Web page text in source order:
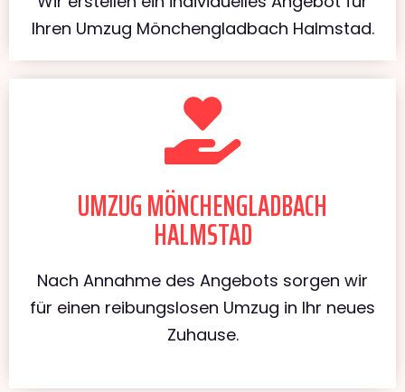
Ihren Umzug Mönchengladbach Halmstad.
UMZUG MÖNCHENGLADBACH
HALMSTAD
Nach Annahme des Angebots sorgen wir
für einen reibungslosen Umzug in Ihr neues
Zuhause.